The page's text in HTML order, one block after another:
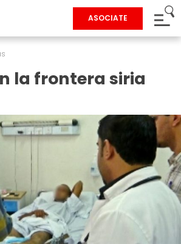
ASOCIATE
la frontera siria